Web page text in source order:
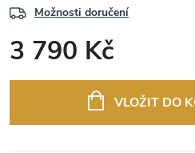
Možnosti doručení
3 790 Kč
VLOŽIT DO